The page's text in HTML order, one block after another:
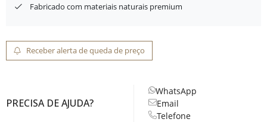
Fabricado com materiais naturais premium
Receber alerta de queda de preço
PRECISA DE AJUDA?
WhatsApp
Email
Telefone